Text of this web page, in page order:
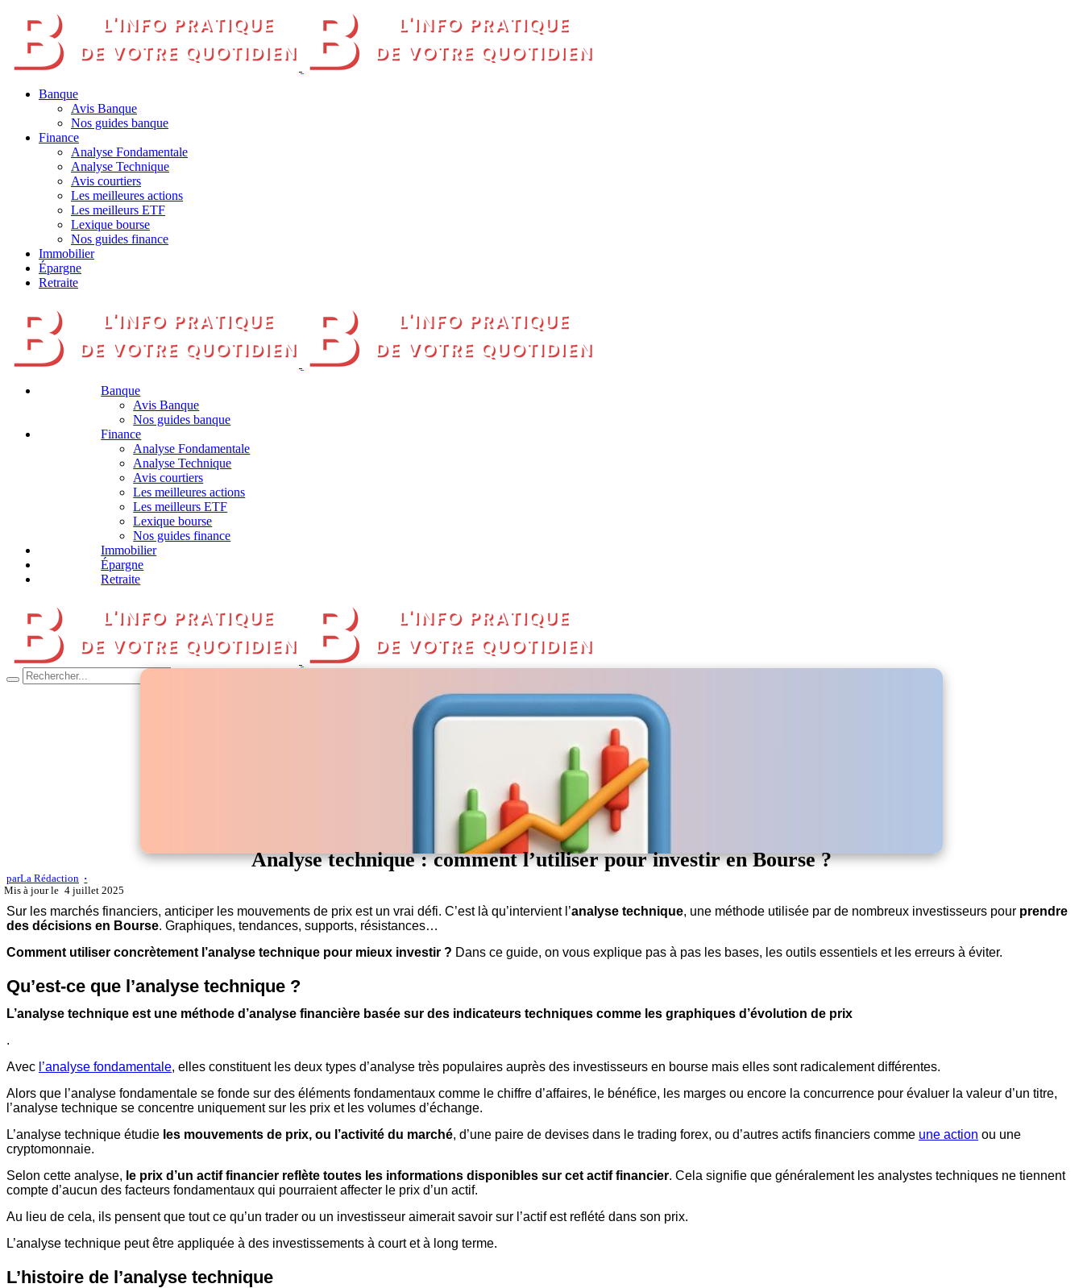
Banque
Avis Banque
Nos guides banque
Finance
Analyse Fondamentale
Analyse Technique
Avis courtiers
Les meilleures actions
Les meilleurs ETF
Lexique bourse
Nos guides finance
Immobilier
Épargne
Retraite
Banque
Avis Banque
Nos guides banque
Finance
Analyse Fondamentale
Analyse Technique
Avis courtiers
Les meilleures actions
Les meilleurs ETF
Lexique bourse
Nos guides finance
Immobilier
Épargne
Retraite
Analyse technique : comment l’utiliser pour investir en Bourse ?
parLa Rédaction
4 juillet 2025
Sur les marchés financiers, anticiper les mouvements de prix est un vrai défi. C’est là qu’intervient l’analyse technique, une méthode utilisée par de nombreux investisseurs pour prendre
des décisions en Bourse. Graphiques, tendances, supports, résistances…
Comment utiliser concrètement l’analyse technique pour mieux investir ? Dans ce guide, on vous explique pas à pas les bases, les outils essentiels et les erreurs à éviter.
Qu’est-ce que l’analyse technique ?
L’analyse technique est une méthode d’analyse financière basée sur des indicateurs techniques comme les graphiques d’évolution de prix
.
Avec l’analyse fondamentale, elles constituent les deux types d’analyse très populaires auprès des investisseurs en bourse mais elles sont radicalement différentes.
Alors que l’analyse fondamentale se fonde sur des éléments fondamentaux comme le chiffre d’affaires, le bénéfice, les marges ou encore la concurrence pour évaluer la valeur d’un titre,
l’analyse technique se concentre uniquement sur les prix et les volumes d’échange.
L’analyse technique étudie les mouvements de prix, ou l’activité du marché, d’une paire de devises dans le trading forex, ou d’autres actifs financiers comme une action ou une
cryptomonnaie.
Selon cette analyse, le prix d’un actif financier reflète toutes les informations disponibles sur cet actif financier. Cela signifie que généralement les analystes techniques ne tiennent
compte d’aucun des facteurs fondamentaux qui pourraient affecter le prix d’un actif.
Au lieu de cela, ils pensent que tout ce qu’un trader ou un investisseur aimerait savoir sur l’actif est reflété dans son prix.
L’analyse technique peut être appliquée à des investissements à court et à long terme.
L’histoire de l’analyse technique